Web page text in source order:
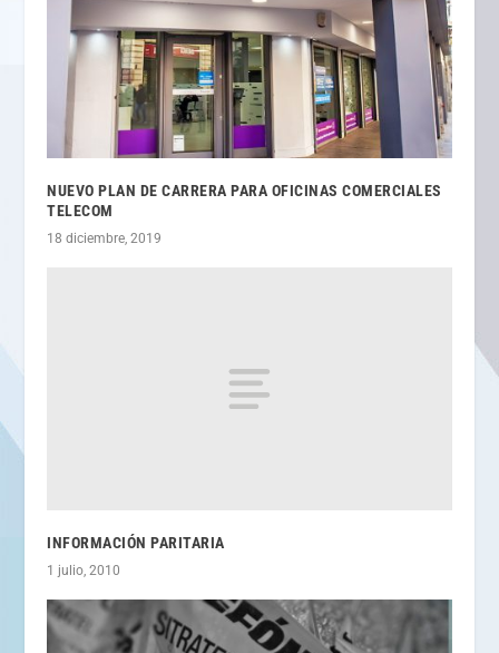
NUEVO PLAN DE CARRERA PARA OFICINAS COMERCIALES
TELECOM
18 diciembre, 2019
INFORMACIÓN PARITARIA
1 julio, 2010